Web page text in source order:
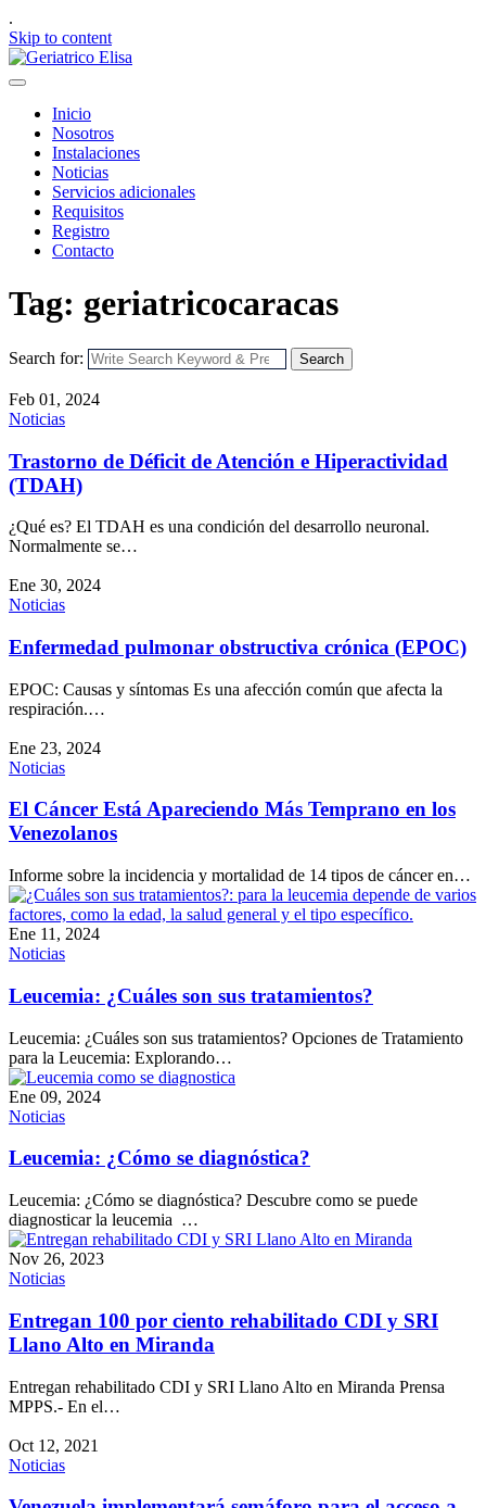
.
Skip to content
Inicio
Nosotros
Instalaciones
Noticias
Servicios adicionales
Requisitos
Registro
Contacto
Tag: geriatricocaracas
Search for: Search
Feb 01, 2024
Noticias
Trastorno de Déficit de Atención e Hiperactividad
(TDAH)
¿Qué es? El TDAH es una condición del desarrollo neuronal.
Normalmente se…
Ene 30, 2024
Noticias
Enfermedad pulmonar obstructiva crónica (EPOC)
EPOC: Causas y síntomas Es una afección común que afecta la
respiración.…
Ene 23, 2024
Noticias
El Cáncer Está Apareciendo Más Temprano en los
Venezolanos
Informe sobre la incidencia y mortalidad de 14 tipos de cáncer en…
Ene 11, 2024
Noticias
Leucemia: ¿Cuáles son sus tratamientos?
Leucemia: ¿Cuáles son sus tratamientos? Opciones de Tratamiento
para la Leucemia: Explorando…
Ene 09, 2024
Noticias
Leucemia: ¿Cómo se diagnóstica?
Leucemia: ¿Cómo se diagnóstica? Descubre como se puede
diagnosticar la leucemia …
Nov 26, 2023
Noticias
Entregan 100 por ciento rehabilitado CDI y SRI
Llano Alto en Miranda
Entregan rehabilitado CDI y SRI Llano Alto en Miranda Prensa
MPPS.- En el…
Oct 12, 2021
Noticias